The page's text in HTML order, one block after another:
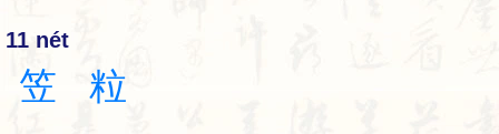
11 nét
笠 粒